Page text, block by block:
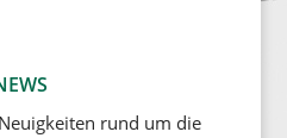
rund um die